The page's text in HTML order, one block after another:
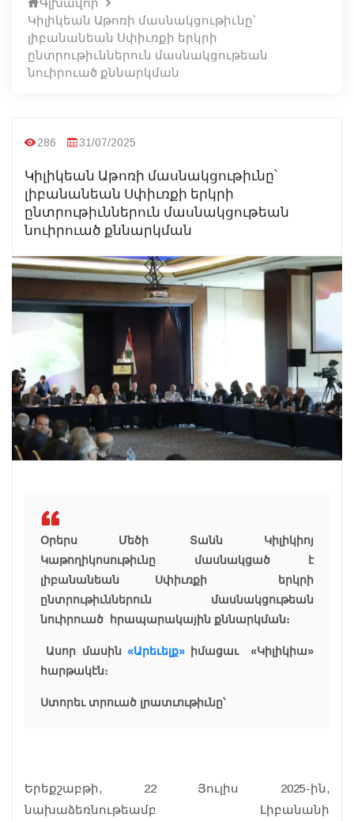
Կիլիկեան Աթոռի մասնակցութիւնը՝
լիբանանեան Սփիւռքի երկրի
ընտրութիւններուն մասնակցութեան
նուիրուած քննարկման
286 31/07/2025
Կիլիկեան Աթոռի մասնակցութիւնը՝
լիբանանեան Սփիւռքի երկրի
ընտրութիւններուն մասնակցութեան
նուիրուած քննարկման
Օրերս Մեծի Տանն Կիլիկիոյ
Կաթողիկոսութիւնը մասնակցած է
լիբանանեան Սփիւռքի երկրի
ընտրութիւններուն մասնակցութեան
նուիրուած հրապարակային քննարկման։
Ասոր մասին «Արեւելք» իմացաւ «Կիլիկիա»
հարթակէն։
Ստորեւ տրուած լրատւութիւնը՝
Երեքշաբթի, 22 Յուլիս 2025-ին,
նախաձեռնութեամբ Լիբանանի